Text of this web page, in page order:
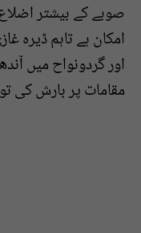
صوبے کے بیشتر
امکان ہے تاہم ڈیرہ
اور گردونواح میں
مقامات پر بارش کی